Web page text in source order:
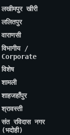
लखीमपुर खीरी
ललितपुर
वाराणसी
विभागीय /
Corporate
विशेष
शामली
शाहजहाँपुर
श्रावस्ती
संत रविदास नगर
(भदोही)